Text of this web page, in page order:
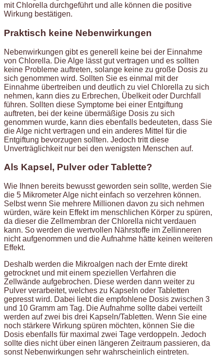
mit Chlorella durchgeführt und alle können die positive
Wirkung bestätigen.
Praktisch keine Nebenwirkungen
Nebenwirkungen gibt es generell keine bei der Einnahme
von Chlorella. Die Alge lässt gut vertragen und es sollten
keine Probleme auftreten, solange keine zu große Dosis zu
sich genommen wird. Sollten Sie es einmal mit der
Einnahme übertreiben und deutlich zu viel Chlorella zu sich
nehmen, kann dies zu Erbrechen, Übelkeit oder Durchfall
führen. Sollten diese Symptome bei einer Entgiftung
auftreten, bei der keine übermäßige Dosis zu sich
genommen wurde, kann dies ebenfalls bedeuteten, dass Sie
die Alge nicht vertragen und ein anderes Mittel für die
Entgiftung bevorzugen sollten. Jedoch tritt diese
Unverträglichkeit nur bei den wenigsten Menschen auf.
Als Kapsel, Pulver oder Tablette?
Wie Ihnen bereits bewusst geworden sein sollte, werden Sie
die 5 Mikrometer Alge nicht einfach so verzehren können.
Selbst wenn Sie mehrere Millionen davon zu sich nehmen
würden, wäre kein Effekt im menschlichen Körper zu spüren,
da dieser die Zellmembran der Chlorella nicht verdauen
kann. So werden die wertvollen Nährstoffe im Zellinneren
nicht aufgenommen und die Aufnahme hätte keinen weiteren
Effekt.
Deshalb werden die Mikroalgen nach der Ernte direkt
getrocknet und mit einem speziellen Verfahren die
Zellwände aufgebrochen. Diese werden dann weiter zu
Pulver verarbeitet, welches zu Kapseln oder Tabletten
gepresst wird. Dabei liebt die empfohlene Dosis zwischen 3
und 10 Gramm am Tag. Die Aufnahme sollte dabei verteilt
werden auf zwei bis drei Kapseln/Tabletten. Wenn Sie eine
noch stärkere Wirkung spüren möchten, können Sie die
Dosis ebenfalls für maximal zwei Tage verdoppeln. Jedoch
sollte dies nicht über einen längeren Zeitraum passieren, da
sonst Nebenwirkungen sehr wahrscheinlich eintreten.